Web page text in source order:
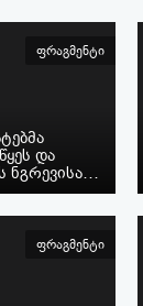
ფრაგმენტი
და
ნგრევისა…
ფრაგმენტი